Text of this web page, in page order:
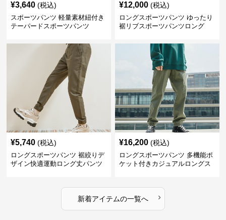
¥3,640 (税込)
スポーツパンツ 軽量素材紐付き
テーパードスポーツパンツ
¥12,000 (税込)
ロングスポーツパンツ ゆったり
裾リブスポーツパンツロング
¥5,740 (税込)
ロングスポーツパンツ 裾絞りデ
ザイン快適運動ロング丈パンツ
¥16,200 (税込)
ロングスポーツパンツ 多機能ポ
ケット付きカジュアルロングス
新着アイテムの一覧へ ›